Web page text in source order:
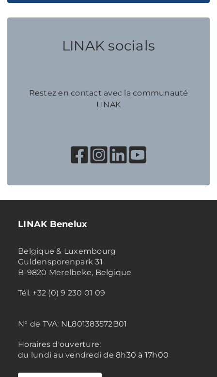
LINAK socials
Restez en contact avec la communauté
LINAK
LINAK Benelux
Belgique & Luxembourg
Guldensporenpark 31
B-9820 Merelbeke, Belgique
Tél. +32 (0) 9 230 01 09
N° de TVA: NL801383572B01
Horaires d'ouverture:
du lundi au vendredi de 8h30 à 17h00